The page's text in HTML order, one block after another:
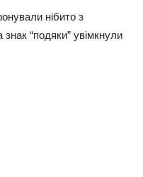
нібито з
“подяки” увімкнули